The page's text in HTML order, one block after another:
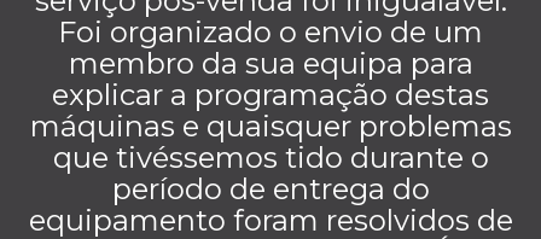
Foi organizado o envio de um
membro da sua equipa para
explicar a programação destas
máquinas e quaisquer problemas
que tivéssemos tido durante o
período de entrega do
equipamento foram resolvidos de